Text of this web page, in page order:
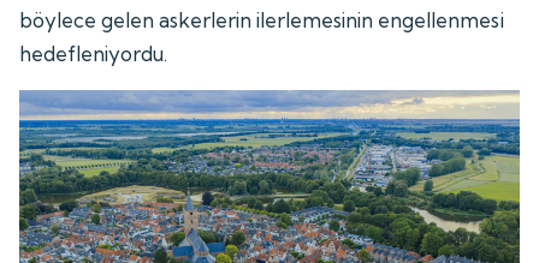
böylece gelen askerlerin ilerlemesinin engellenmesi
hedefleniyordu.